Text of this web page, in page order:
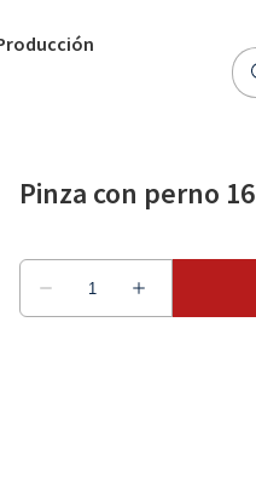
Pinza con perno 16